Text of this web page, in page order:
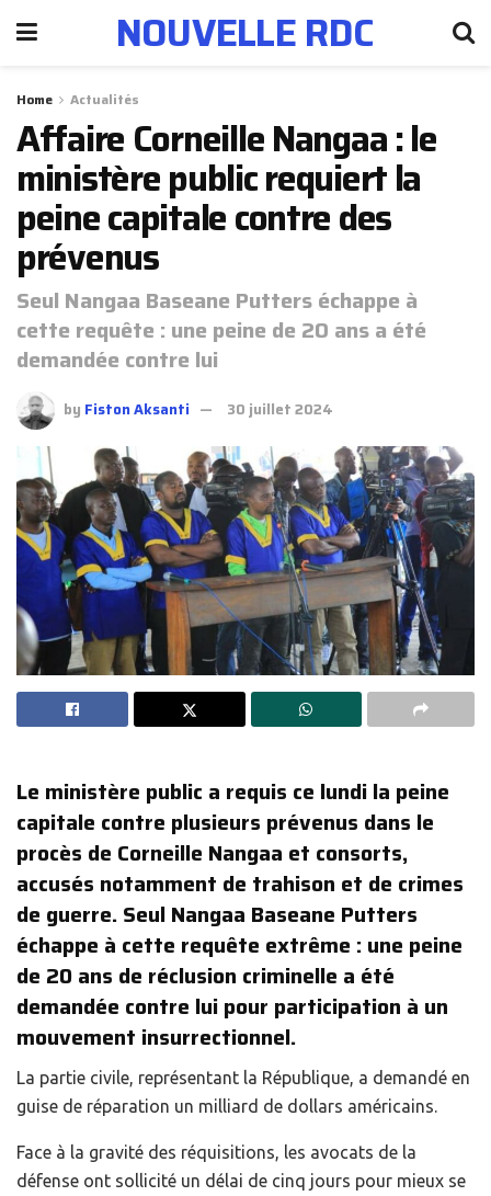
NOUVELLE RDC
Home Actualités
Affaire Corneille Nangaa : le
ministère public requiert la
peine capitale contre des
prévenus
Seul Nangaa Baseane Putters échappe à
cette requête : une peine de 20 ans a été
demandée contre lui
by Fiston Aksanti 30 juillet 2024
Le ministère public a requis ce lundi la peine
capitale contre plusieurs prévenus dans le
procès de Corneille Nangaa et consorts,
accusés notamment de trahison et de crimes
de guerre. Seul Nangaa Baseane Putters
échappe à cette requête extrême : une peine
de 20 ans de réclusion criminelle a été
demandée contre lui pour participation à un
mouvement insurrectionnel.
La partie civile, représentant la République, a demandé en
guise de réparation un milliard de dollars américains.
Face à la gravité des réquisitions, les avocats de la
défense ont sollicité un délai de cinq jours pour mieux se